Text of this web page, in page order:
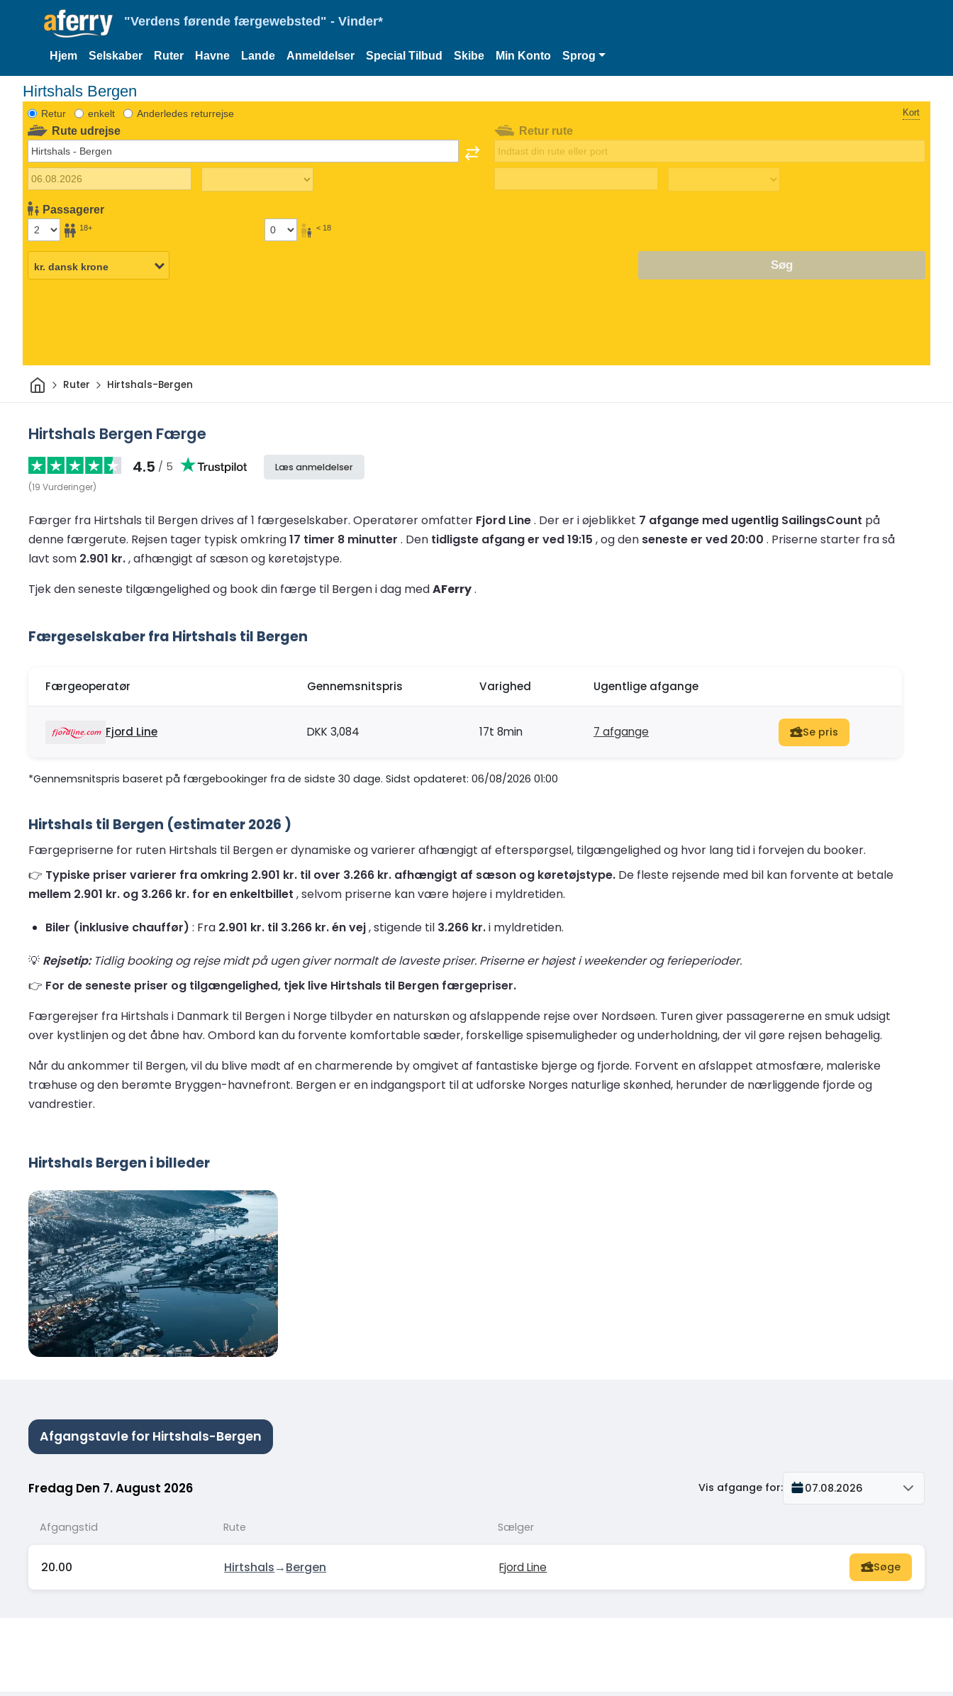
"Verdens førende færgewebsted" - Vinder*
Hjem Selskaber Ruter Havne Lande Anmeldelser Special Tilbud Skibe Min Konto Sprog
Hirtshals Bergen
Retur enkelt Anderledes returrejse Kort
Rute udrejse
Passagerer
18+ < 18
Retur rute
Søg
HjemRuter Hirtshals-Bergen
Hirtshals Bergen Færge
4.5 / 5
(19 Vurderinger)
Læs anmeldelser
Færger fra Hirtshals til Bergen drives af 1 færgeselskaber. Operatører omfatter Fjord Line. Der er i øjeblikket 7 afgange med ugentlig SailingsCount på
denne færgerute. Rejsen tager typisk omkring17 timer 8 minutter . Den tidligste afgang er ved 19:15 , og den seneste er ved 20:00 . Priserne starter fra så
lavt som 2.901 kr., afhængigt af sæson og køretøjstype.
Tjek den seneste tilgængelighed og book din færge til Bergen i dag medAFerry.
Færgeselskaber fra Hirtshals til Bergen
Færgeoperatør Gennemsnitspris Varighed Ugentlige afgange
Fjord Line DKK 3,084 17t 8min 7 afgange Se pris
*Gennemsnitspris baseret på færgebookinger fra de sidste 30 dage. Sidst opdateret: 06/08/2026 01:00
Hirtshals til Bergen (estimater 2026 )
Færgepriserne for ruten Hirtshals til Bergen er dynamiske og varierer afhængigt af efterspørgsel, tilgængelighed og hvor lang tid i forvejen du booker.
👉 Typiske priser varierer fra omkring 2.901 kr. til over 3.266 kr. afhængigt af sæson og køretøjstype. De fleste rejsende med bil kan forvente at betale
mellem 2.901 kr. og 3.266 kr. for en enkeltbillet , selvom priserne kan være højere i myldretiden.
Biler (inklusive chauffør) : Fra 2.901 kr. til 3.266 kr. én vej, stigende til 3.266 kr.i myldretiden.
💡 Rejsetip:Tidlig booking og rejse midt på ugen giver normalt de laveste priser. Priserne er højest i weekender og ferieperioder.
👉 For de seneste priser og tilgængelighed, tjek live Hirtshals til Bergen færgepriser.
Færgerejser fra Hirtshals i Danmark til Bergen i Norge tilbyder en naturskøn og afslappende rejse over Nordsøen. Turen giver passagererne en smuk udsigt
over kystlinjen og det åbne hav. Ombord kan du forvente komfortable sæder, forskellige spisemuligheder og underholdning, der vil gøre rejsen behagelig.
Når du ankommer til Bergen, vil du blive mødt af en charmerende by omgivet af fantastiske bjerge og fjorde. Forvent en afslappet atmosfære, maleriske
træhuse og den berømte Bryggen-havnefront. Bergen er en indgangsport til at udforske Norges naturlige skønhed, herunder de nærliggende fjorde og
vandrestier.
Hirtshals Bergen i billeder
Afgangstavle for Hirtshals-Bergen
Fredag Den 7. August 2026 Vis afgange for: 07.08.2026
Afgangstid Rute Sælger
20.00 Hirtshals→Bergen Fjord Line Søge